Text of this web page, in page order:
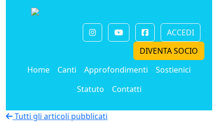
ACCEDI
DIVENTA SOCIO
Home
Canti Approfondimenti
Sostienici
Statuto
Contatti
Tutti gli articoli pubblicati